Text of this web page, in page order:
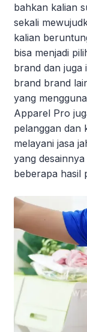
bahkan kalian
sekali
kalian
bisa menjadi
brand dan juga
brand brand
yang
Apparel Pro
pelanggan dan
melayani jasa
yang
beberapa hasil